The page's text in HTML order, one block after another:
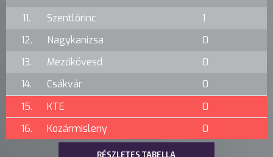
11.
Szentlőrinc
1
12.
Nagykanizsa
0
13.
Mezőkövesd
0
14.
Csákvár
0
15.
KTE
0
16.
Kozármisleny 0
RÉSZLETES TABELLA